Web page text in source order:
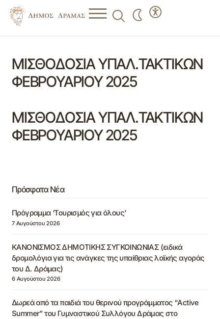
ΜΙΣΘΟΔΟΣΙΑ ΥΠΑΛ.ΤΑΚΤΙΚΩΝ
ΦΕΒΡΟΥΑΡΙΟΥ 2025
ΜΙΣΘΟΔΟΣΙΑ ΥΠΑΛ.ΤΑΚΤΙΚΩΝ
ΦΕΒΡΟΥΑΡΙΟΥ 2025
Πρόσφατα Νέα
Πρόγραμμα ‘Τουρισμός για όλους’
7 Αυγούστου 2026
ΚΑΝΟΝΙΣΜΟΣ ΔΗΜΟΤΙΚΗΣ ΣΥΓΚΟΙΝΩΝΙΑΣ (ειδικά
δρομολόγια για τις ανάγκες της υπαίθριας λαϊκής αγοράς
του Δ. Δράμας)
6 Αυγούστου 2026
Δωρεά από τα παιδιά του θερινού προγράμματος “Active
Summer” του Γυμναστικού Συλλόγου Δράμας στο